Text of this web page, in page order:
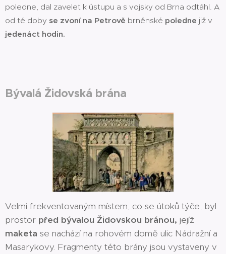
poledne, dal zavelet k ústupu a s vojsky od Brna odtáhl. A
od té doby se zvoní na Petrově brněnské poledne již v
jedenáct hodin.
Bývalá Židovská brána
Velmi frekventovaným místem, co se útoků týče, byl
prostor před bývalou Židovskou bránou, jejíž
maketa se nachází na rohovém domě ulic Nádražní a
Masarykovy. Fragmenty této brány jsou vystaveny v